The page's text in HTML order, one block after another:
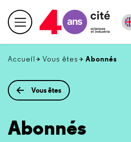
en
haut
Menu principal
Accueil Vous êtes Abonnés
Vous êtes
Abonnés